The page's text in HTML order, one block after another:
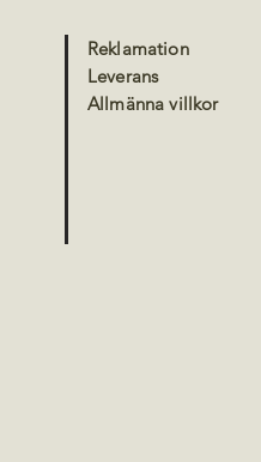
Reklamation
Leverans
Allmänna villkor